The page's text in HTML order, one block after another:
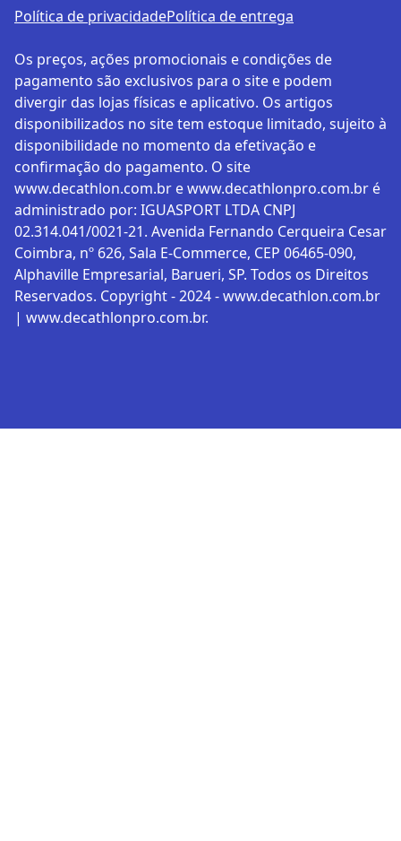
Política de privacidadePolítica de entrega
Os preços, ações promocionais e condições de
pagamento são exclusivos para o site e podem
divergir das lojas físicas e aplicativo. Os artigos
disponibilizados no site tem estoque limitado, sujeito à
disponibilidade no momento da efetivação e
confirmação do pagamento. O site
www.decathlon.com.br e www.decathlonpro.com.br é
administrado por: IGUASPORT LTDA CNPJ
02.314.041/0021-21. Avenida Fernando Cerqueira Cesar
Coimbra, nº 626, Sala E-Commerce, CEP 06465-090,
Alphaville Empresarial, Barueri, SP. Todos os Direitos
Reservados. Copyright - 2024 - www.decathlon.com.br
| www.decathlonpro.com.br.